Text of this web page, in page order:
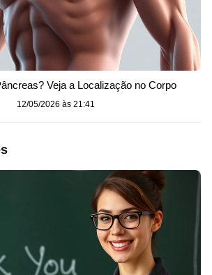
Veja a Localização no Corpo
12/05/2026 às 21:41